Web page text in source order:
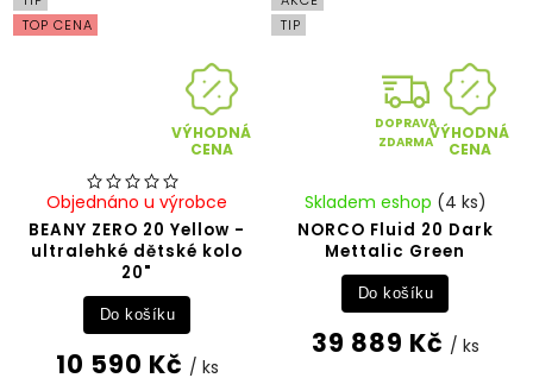
TOP CENA
VÝHODNÁ
CENA
BEANY ZERO 20 Yellow -
ultralehké dětské kolo
20"
Objednáno u výrobce
10 590 Kč / ks
Do košíku
TIP
DOPRAVA
ZDARMAVÝHODNÁ
CENA
NORCO Fluid 20 Dark
Mettalic Green
Skladem eshop (4 ks)
39 889 Kč / ks
Do košíku